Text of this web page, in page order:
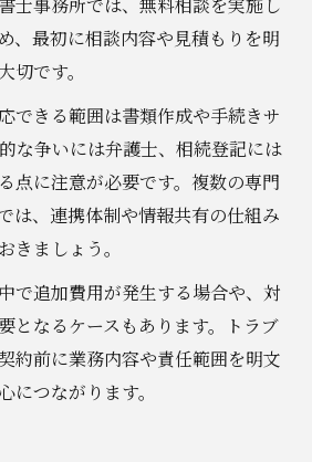
、最初に相談内容や見積もりを明
切です。
できる範囲は書類作成や手続きサ
な争いには弁護士、相続登記には
点に注意が必要です。複数の専門
は、連携体制や情報共有の仕組み
きましょう。
で追加費用が発生する場合や、対
となるケースもあります。トラブ
約前に業務内容や責任範囲を明文
につながります。